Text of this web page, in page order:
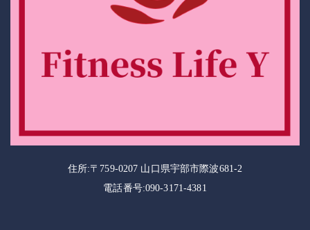
住所:〒759-0207 山口県宇部市際波681-2
電話番号:090-3171-4381